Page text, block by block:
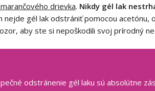
drievka. Nikdy gél lak
nejde gél lak odstrániť pomocou
aby ste si nepoškodili svoj prírodný
odstránenie gél laku sú absolútne